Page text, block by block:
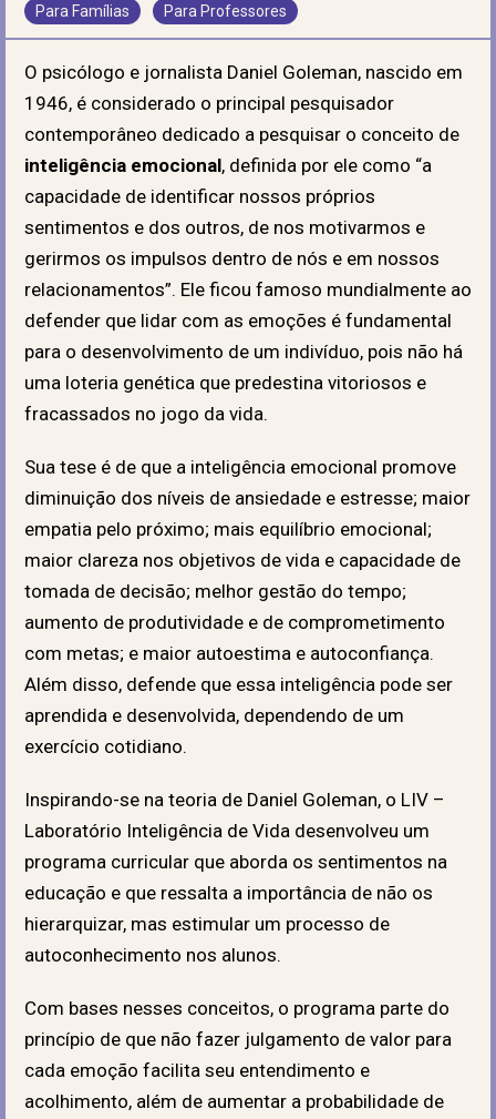
Para Famílias Para Professores
O psicólogo e jornalista Daniel Goleman, nascido em
1946, é considerado o principal pesquisador
contemporâneo dedicado a pesquisar o conceito de
inteligência emocional, definida por ele como “a
capacidade de identificar nossos próprios
sentimentos e dos outros, de nos motivarmos e
gerirmos os impulsos dentro de nós e em nossos
relacionamentos”. Ele ficou famoso mundialmente ao
defender que lidar com as emoções é fundamental
para o desenvolvimento de um indivíduo, pois não há
uma loteria genética que predestina vitoriosos e
fracassados no jogo da vida.
Sua tese é de que a inteligência emocional promove
diminuição dos níveis de ansiedade e estresse; maior
empatia pelo próximo; mais equilíbrio emocional;
maior clareza nos objetivos de vida e capacidade de
tomada de decisão; melhor gestão do tempo;
aumento de produtividade e de comprometimento
com metas; e maior autoestima e autoconfiança.
Além disso, defende que essa inteligência pode ser
aprendida e desenvolvida, dependendo de um
exercício cotidiano.
Inspirando-se na teoria de Daniel Goleman, o LIV –
Laboratório Inteligência de Vida desenvolveu um
programa curricular que aborda os sentimentos na
educação e que ressalta a importância de não os
hierarquizar, mas estimular um processo de
autoconhecimento nos alunos.
Com bases nesses conceitos, o programa parte do
princípio de que não fazer julgamento de valor para
cada emoção facilita seu entendimento e
acolhimento, além de aumentar a probabilidade de